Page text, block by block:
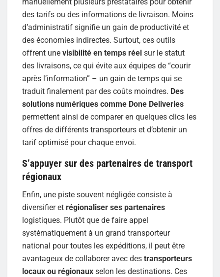
des tarifs ou des informations de livraison. Moins
d’administratif signifie un gain de productivité et
des économies indirectes. Surtout, ces outils
offrent une visibilité en temps réel sur le statut
des livraisons, ce qui évite aux équipes de “courir
après l’information” – un gain de temps qui se
traduit finalement par des coûts moindres. Des
solutions numériques comme Done Deliveries
permettent ainsi de comparer en quelques clics les
offres de différents transporteurs et d’obtenir un
tarif optimisé pour chaque envoi.
S’appuyer sur des partenaires de transport
régionaux
Enfin, une piste souvent négligée consiste à
diversifier et régionaliser ses partenaires
logistiques. Plutôt que de faire appel
systématiquement à un grand transporteur
national pour toutes les expéditions, il peut être
avantageux de collaborer avec des transporteurs
locaux ou régionaux selon les destinations. Ces